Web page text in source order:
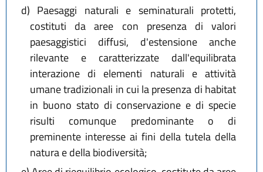
d) Paesaggi naturali e seminaturali protetti,
costituti da aree con presenza di valori
paesaggistici diffusi, d'estensione anche
rilevante e caratterizzate dall'equilibrata
interazione di elementi naturali e attività
umane tradizionali in cui la presenza di habitat
in buono stato di conservazione e di specie
risulti comunque predominante o di
preminente interesse ai fini della tutela della
natura e della biodiversità;